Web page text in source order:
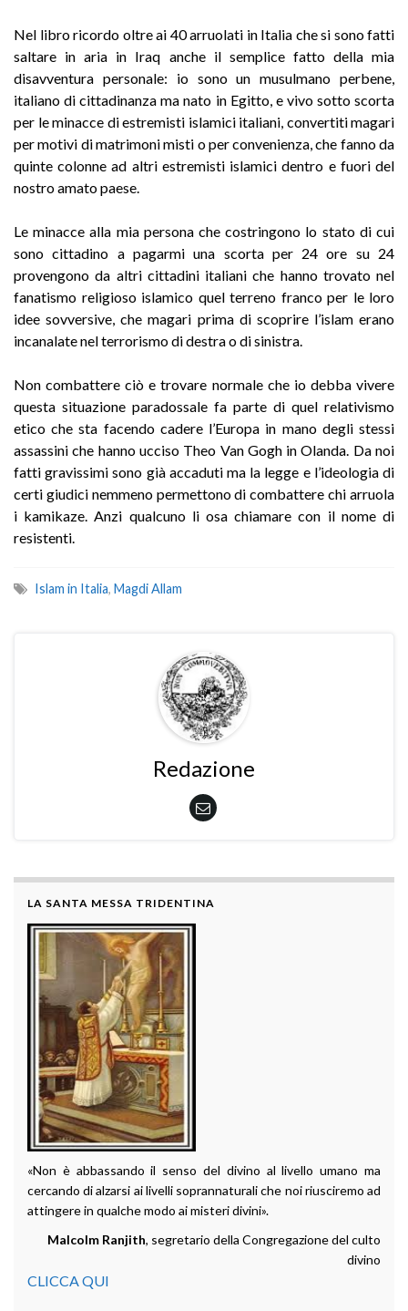
Nel libro ricordo oltre ai 40 arruolati in Italia che si sono fatti
saltare in aria in Iraq anche il semplice fatto della mia
disavventura personale: io sono un musulmano perbene,
italiano di cittadinanza ma nato in Egitto, e vivo sotto scorta
per le minacce di estremisti islamici italiani, convertiti magari
per motivi di matrimoni misti o per convenienza, che fanno da
quinte colonne ad altri estremisti islamici dentro e fuori del
nostro amato paese.
Le minacce alla mia persona che costringono lo stato di cui
sono cittadino a pagarmi una scorta per 24 ore su 24
provengono da altri cittadini italiani che hanno trovato nel
fanatismo religioso islamico quel terreno franco per le loro
idee sovversive, che magari prima di scoprire l’islam erano
incanalate nel terrorismo di destra o di sinistra.
Non combattere ciò e trovare normale che io debba vivere
questa situazione paradossale fa parte di quel relativismo
etico che sta facendo cadere l’Europa in mano degli stessi
assassini che hanno ucciso Theo Van Gogh in Olanda. Da noi
fatti gravissimi sono già accaduti ma la legge e l’ideologia di
certi giudici nemmeno permettono di combattere chi arruola
i kamikaze. Anzi qualcuno li osa chiamare con il nome di
resistenti.
Islam in Italia, Magdi Allam
Redazione
LA SANTA MESSA TRIDENTINA
«Non è abbassando il senso del divino al livello umano ma
cercando di alzarsi ai livelli soprannaturali che noi riusciremo ad
attingere in qualche modo ai misteri divini».
Malcolm Ranjith, segretario della Congregazione del culto
divino
CLICCA QUI